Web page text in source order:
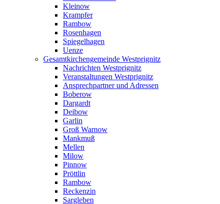
Kleinow
Krampfer
Rambow
Rosenhagen
Spiegelhagen
Uenze
Gesamtkirchengemeinde Westprignitz
Nachrichten Westprignitz
Veranstaltungen Westprignitz
Ansprechpartner und Adressen
Boberow
Dargardt
Deibow
Garlin
Groß Warnow
Mankmuß
Mellen
Milow
Pinnow
Pröttlin
Rambow
Reckenzin
Sargleben